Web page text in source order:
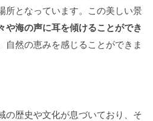
所となっています。この美しい景
や海の声に耳を傾けることができ
自然の恵みを感じることができま
の歴史や文化が息づいており、そ